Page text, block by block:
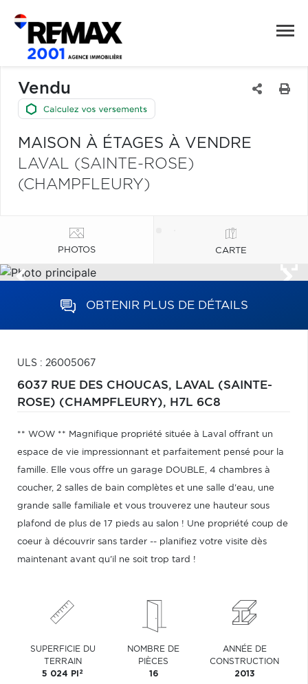
Vendu
MAISON À ÉTAGES À VENDRE
LAVAL (SAINTE-ROSE)
(CHAMPFLEURY)
PHOTOS CARTE
OBTENIR PLUS DE DÉTAILS
ULS : 26005067
6037 RUE DES CHOUCAS, LAVAL (SAINTE-
ROSE) (CHAMPFLEURY), H7L 6C8
** WOW ** Magnifique propriété située à Laval offrant un
espace de vie impressionnant et parfaitement pensé pour la
famille. Elle vous offre un garage DOUBLE, 4 chambres à
coucher, 2 salles de bain complètes et une salle d'eau, une
grande salle familiale et vous trouverez une hauteur sous
plafond de plus de 17 pieds au salon ! Une propriété coup de
coeur à découvrir sans tarder -- planifiez votre visite dès
maintenant avant qu'il ne soit trop tard !
SUPERFICIE DU
TERRAIN
5 024 PI 2
NOMBRE DE
PIÈCES
16
ANNÉE DE
CONSTRUCTION
2013